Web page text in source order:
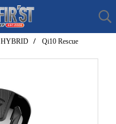
HYBRID Qi10 Rescue